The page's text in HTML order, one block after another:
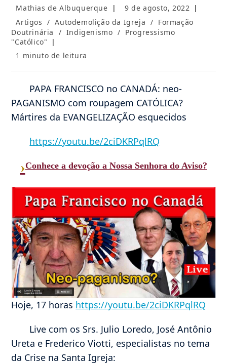
Autor
post:
Mathias de Albuquerque
Post
publicado:
9 de agosto, 2022
Categoria
do
post:
Artigos / Autodemolição da Igreja / Formação
Doutrinária
/ Indigenismo / Progressismo
"Católico"
Tempo
1 minuto de leitura
PAPA FRANCISCO no CANADÁ: neo-
PAGANISMO com roupagem CATÓLICA?
Mártires da EVANGELIZAÇÃO esquecidos
https://youtu.be/2ciDKRPqlRQ
›Conhece a devoção a Nossa Senhora do Aviso?
Hoje, 17 horas https://youtu.be/2ciDKRPqlRQ
Live com os Srs. Julio Loredo, José Antônio
Ureta e Frederico Viotti, especialistas no tema
da Crise na Santa Igreja: